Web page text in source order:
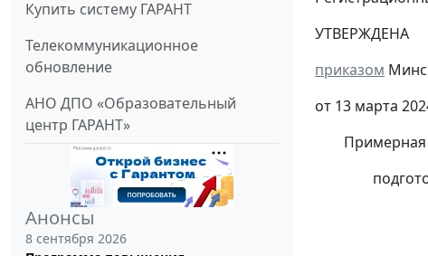
Купить систему ГАРАНТ
Телекоммуникационное
обновление
АНО ДПО «Образовательный
центр ГАРАНТ»
Анонсы
8 сентября 2026
УТВЕРЖДЕНА
приказом
от 13 марта
Примерная
подготовки